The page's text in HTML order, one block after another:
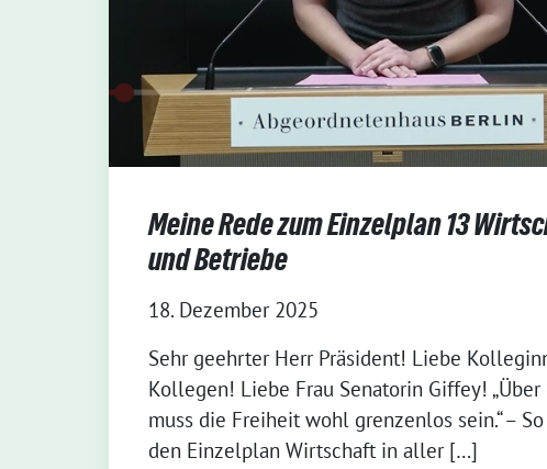
Meine Rede zum Einzelplan 13
und Betriebe
18. Dezember 2025
Sehr geehrter Herr Präsident! Liebe
Kollegen! Liebe Frau Senatorin Giffey!
muss die Freiheit wohl grenzenlos sein.“ –
den Einzelplan Wirtschaft in aller […]